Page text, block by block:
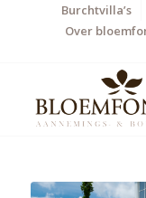
Burchtvilla’s
Over